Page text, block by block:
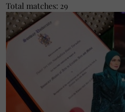
Total matches: 29